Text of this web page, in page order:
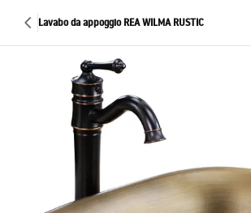
Lavabo da appoggio REA WILMA RUSTIC